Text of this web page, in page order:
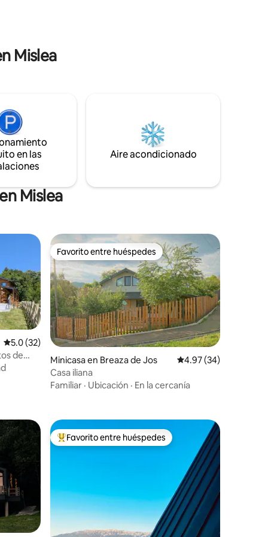
Mislea
en las
Aire acondicionado
Mislea
Calificación promedio: 5.0 de 5, 32 reseñas
5.0 (32)
de
Favorito entre huéspedes
Favorito entre huéspedes
Minicasa en Breaza de Jos Calificación
4.97 (34)
Casa iliana
Familiar · Ubicación · En la cercanía
Favorito entre huéspedes preferido
Favorito entre huéspedes